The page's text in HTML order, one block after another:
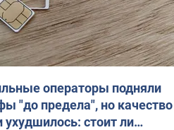
операторы подняли
"до предела", но качество
ухудшилось: стоит ли